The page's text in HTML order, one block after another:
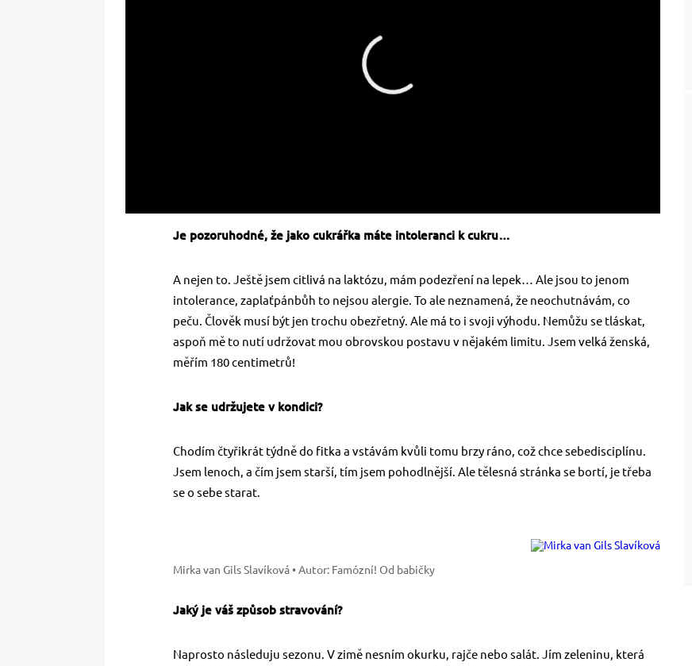
Je pozoruhodné, že jako cukrářka máte intoleranci k cukru…
A nejen to. Ještě jsem citlivá na laktózu, mám podezření na lepek… Ale jsou to jenom
intolerance, zaplaťpánbůh to nejsou alergie. To ale neznamená, že neochutnávám, co
peču. Člověk musí být jen trochu obezřetný. Ale má to i svoji výhodu. Nemůžu se tláskat,
aspoň mě to nutí udržovat mou obrovskou postavu v nějakém limitu. Jsem velká ženská,
měřím 180 centimetrů!
Jak se udržujete v kondici?
Chodím čtyřikrát týdně do fitka a vstávám kvůli tomu brzy ráno, což chce sebedisciplínu.
Jsem lenoch, a čím jsem starší, tím jsem pohodlnější. Ale tělesná stránka se bortí, je třeba
se o sebe starat.
Mirka van Gils Slavíková• Autor: Famózní! Od babičky
Jaký je váš způsob stravování?
Naprosto následuju sezonu. V zimě nesním okurku, rajče nebo salát. Jím zeleninu, která